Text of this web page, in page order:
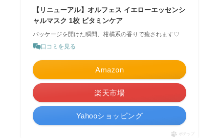
【リニューアル】オルフェス イエローエッセンシ
ャルマスク 1枚 ビタミンケア
パッケージを開けた瞬間、柑橘系の香りで癒されます♡
口コミを見る
Amazon
楽天市場
Yahooショッピング
ポチップ